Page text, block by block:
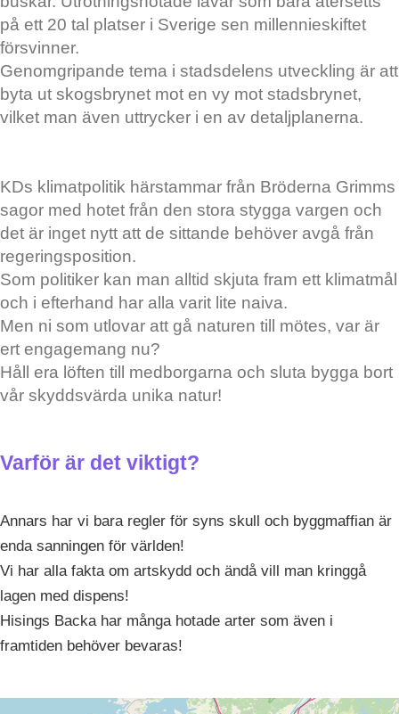
på ett 20 tal platser i Sverige sen millennieskiftet
försvinner.
Genomgripande tema i stadsdelens utveckling är att
byta ut skogsbrynet mot en vy mot stadsbrynet,
vilket man även uttrycker i en av detaljplanerna.
KDs klimatpolitik härstammar från Bröderna Grimms
sagor med hotet från den stora stygga vargen och
det är inget nytt att de sittande behöver avgå från
regeringsposition.
Som politiker kan man alltid skjuta fram ett klimatmål
och i efterhand har alla varit lite naiva.
Men ni som utlovar att gå naturen till mötes, var är
ert engagemang nu?
Håll era löften till medborgarna och sluta bygga bort
vår skyddsvärda unika natur!
Varför är det viktigt?
Annars har vi bara regler för syns skull och byggmaffian är
enda sanningen för världen!
Vi har alla fakta om artskydd och ändå vill man kringgå
lagen med dispens!
Hisings Backa har många hotade arter som även i
framtiden behöver bevaras!